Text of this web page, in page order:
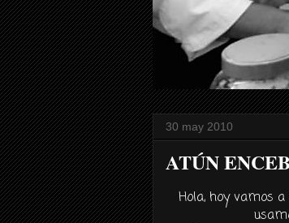
30 may 2010
ATÚN
Hola, hoy vamos